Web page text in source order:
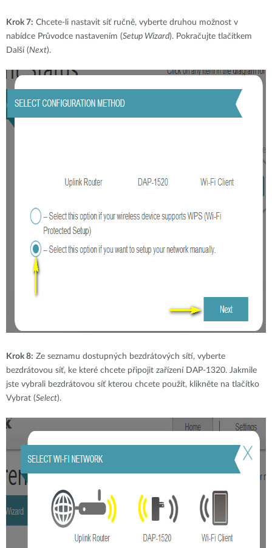
Krok 7: Chcete-li nastavit síť ručně, vyberte druhou možnost v
nabídce Průvodce nastavením (Setup Wizard). Pokračujte tlačítkem
Další (Next).
Krok 8: Ze seznamu dostupných bezdrátových sítí, vyberte
bezdrátovou síť, ke které chcete připojit zařízení DAP-1320. Jakmile
jste vybrali bezdrátovou síť kterou chcete použít, klikněte na tlačítko
Vybrat (Select).